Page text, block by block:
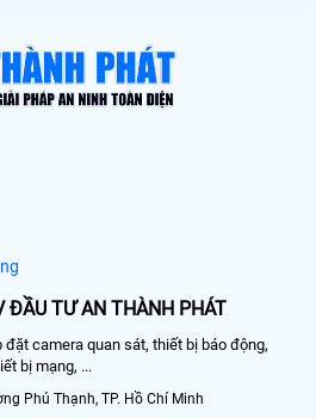
ĐẦU TƯ AN THÀNH PHÁT
camera quan sát, thiết bị báo động,
bị mạng, ...
Phú Thạnh, TP. Hồ Chí Minh